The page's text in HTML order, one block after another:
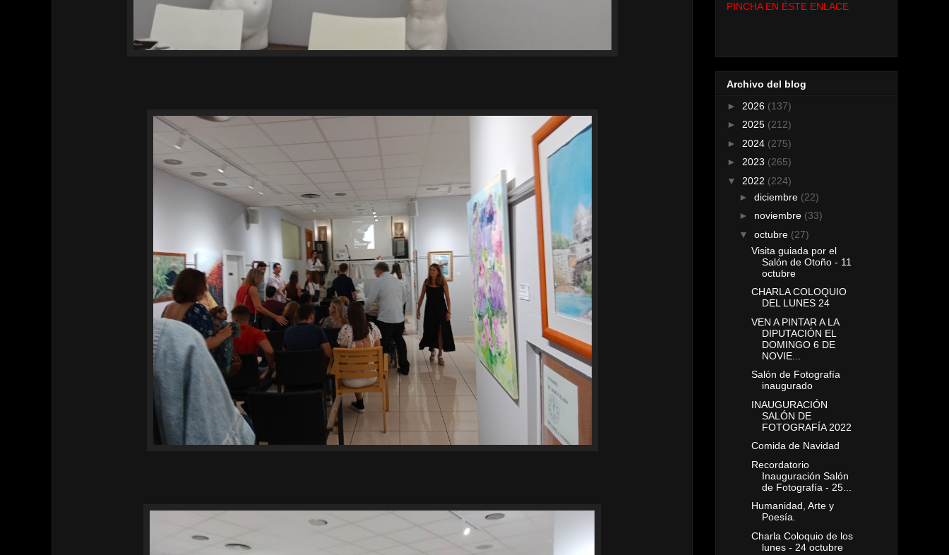
PINCHA EN ÉSTE ENLACE
Archivo del blog
► 2026 (137)
► 2025 (212)
► 2024 (275)
► 2023 (265)
▼ 2022 (224)
► diciembre (22)
► noviembre (33)
▼ octubre (27)
Visita guiada por el
Salón de Otoño - 11
octubre
CHARLA COLOQUIO
DEL LUNES 24
VEN A PINTAR A LA
DIPUTACIÓN EL
DOMINGO 6 DE
NOVIE...
Salón de Fotografía
inaugurado
INAUGURACIÓN
SALÓN DE
FOTOGRAFÍA 2022
Comida de Navidad
Recordatorio
Inauguración Salón
de Fotografía - 25...
Humanidad, Arte y
Poesía.
Charla Coloquio de los
lunes - 24 octubre